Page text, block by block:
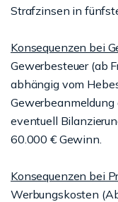
Strafzinsen in
Konsequenzen bei
Gewerbesteuer (ab
abhängig vom
eventuell
60.000 € Gewinn.
Konsequenzen bei
Werbungskosten